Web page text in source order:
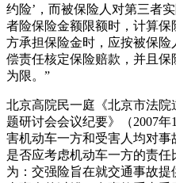
约险’，而被保险人对第三者
者险保险金额限额时，计算
方承担保险金时，应按被保
偿责任核定保险赔款，并且
为限。”
北京高院民一庭《北京市法
题研讨会会议纪要》（2007
害机动车一方和受害人均对
是否应考虑机动车一方的责
为：交强险旨在就交通事故